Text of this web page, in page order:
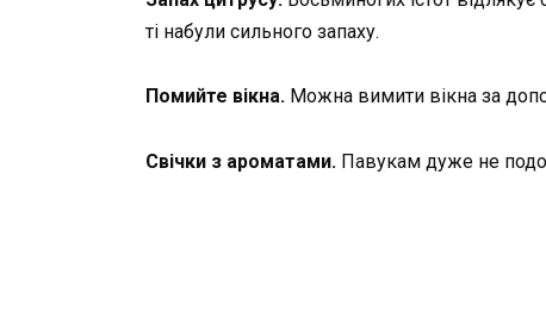
ті набули сильного запаху.
Помийте вікна. Можна вимити вікна за
Свічки з ароматами. Павукам дуже не